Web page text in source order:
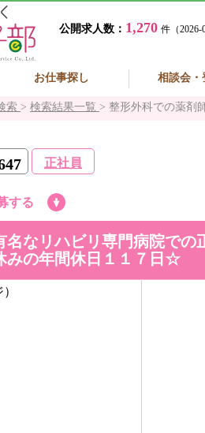
公開求人数： 1,270 件（2026-
お仕事探し 相談会・
索 > 検索結果一覧 > 整形外科での薬剤
正社員
する
名なリハビリ専門病院で
みの年間休日１１７日☆